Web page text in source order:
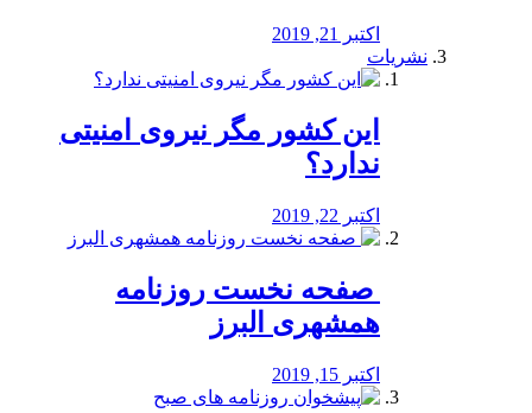
اکتبر 21, 2019
نشریات
این کشور مگر نیروی امنیتی
ندارد؟
اکتبر 22, 2019
️ صفحه نخست روزنامه‌
همشهری البرز
اکتبر 15, 2019